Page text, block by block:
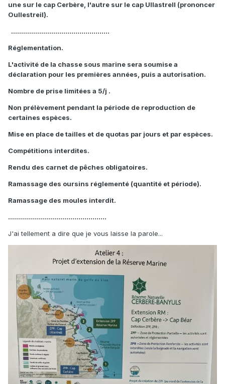
une sur le cap Cerbère, l'autre sur le cap Ullastrell (prononcer
Oullestreil).
.................................................
Réglementation.
L'activité de la chasse sous marine sera soumise a
déclaration pour les premières années, puis a autorisation.
Nombre de prise limitées a 5/j .
Non prélèvement pendant la période de reproduction de
certaines espèces.
Mise en place de tailles et de quotas par jours et par espèces.
Compétitions interdites.
Rendu des carnet de pêches obligatoires.
Ramassage des oursins réglementé (quantité et période).
Ramassage des moules interdit.
.................................................
J'ai tellement a dire que je vous laisse la parole...